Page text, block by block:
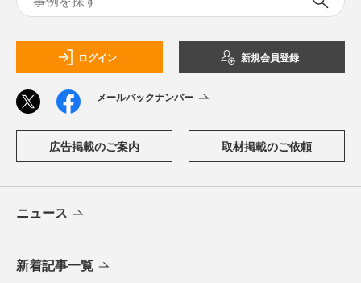
ログイン 新規会員登録
メールバックナンバー
広告掲載のご案内 取材掲載のご依頼
ニュース
新着記事一覧